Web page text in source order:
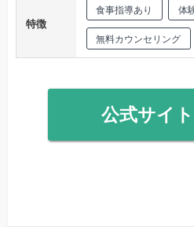
特徴
食事指導あり 体
無料カウンセリング
公式サイ